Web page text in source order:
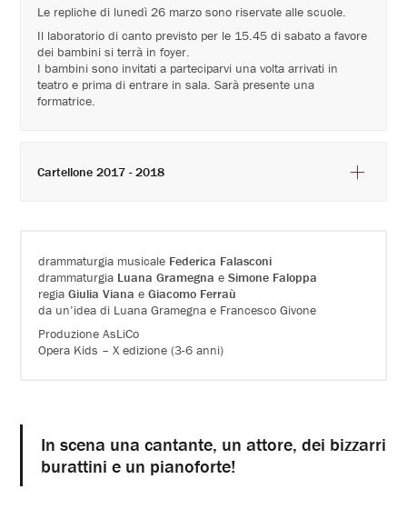
drammaturgia musicale Federica Falasconi
drammaturgia Luana Gramegna eSimone Faloppa
regiaGiulia Viana eGiacomo Ferraù
da un’idea di Luana Gramegna e Francesco Givone
Produzione AsLiCo
Opera Kids – X edizione (3-6 anni)
In scena una cantante, un attore, dei bizzarri
burattini e un pianoforte!
Le repliche di lunedì 26 marzo sono riservate alle scuole.
Il laboratorio di canto previsto per le 15.45 di sabato a favore
dei bambini si terrà in foyer.
I bambini sono invitati a parteciparvi una volta arrivati in
teatro e prima di entrare in sala. Sarà presente una
formatrice.
Cartellone 2017 - 2018